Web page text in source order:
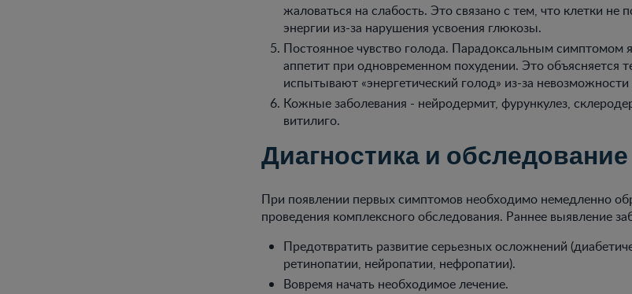
жаловаться на слабость. Это связано с тем, что клетки не
энергии из-за нарушения усвоения глюкозы.
Постоянное чувство голода. Парадоксальным симптомом
аппетит при одновременном похудении. Это объясняется
испытывают «энергетический голод» из-за невозможности
Кожные заболевания - нейродермит, фурункулез,
витилиго.
Диагностика и обследование
При появлении первых симптомов необходимо немедленно
проведения комплексного обследования. Раннее выявление
Предотвратить развитие серьезных осложнений
ретинопатии, нейропатии, нефропатии).
Вовремя начать необходимое лечение.